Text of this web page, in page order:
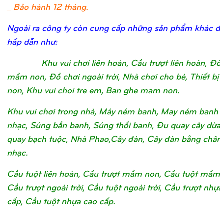
_ Bảo hành 12 tháng.
Ngoài ra công ty còn cung cấp những sản phẩm khác
hấp dẫn như:
Khu vui chơi liên hoàn, Cầu trượt liên hoàn,
mầm non, Đồ chơi ngoài trời, Nhà chơi cho bé, Thiết
non, Khu vui choi tre em, Ban ghe mam non.
Khu vui chơi trong nhà, Máy ném banh, May ném
nhạc, Súng bắn banh, Súng thổi banh, Đu quay cây
quay bạch tuộc, Nhà Phao,Cây đàn, Cây đàn bằng
nhạc.
Cầu tuột liên hoàn, Cầu trượt mầm non, Cầu tuột
Cầu trượt ngoài trời, Cầu tuột ngoài trời, Cầu trượt
cấp, Cầu tuột nhựa cao cấp.